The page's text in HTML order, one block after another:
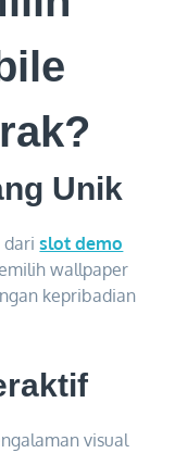
Unik
darislot demo
wallpaper
kepribadian
visual